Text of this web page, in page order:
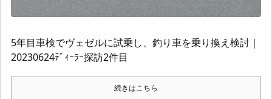
5年目車検でヴェゼルに試乗し、釣り車を乗り換え検討｜
20230624ﾃﾞｨｰﾗｰ探訪2件目
続きはこちら